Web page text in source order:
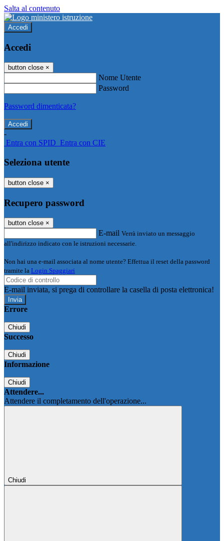
Salta al contenuto
Accedi
Accedi
button close ×
Nome Utente
Password
Password dimenticata?
-
Entra con SPID Entra con CIE
Seleziona utente
button close ×
Recupero password
button close ×
E-mail Verrà inviato un messaggio
all'indirizzo indicato con le istruzioni necessarie.
Non hai una e-mail associata al nome utente? Effettua il reset della password
tramite la Login Spaggiari
E-mail inviata, si prega di controllare la casella di posta elettronica!
Errore
Chiudi
Successo
Chiudi
Informazione
Chiudi
Attendere...
Attendere il completamento dell'operazione...
Chiudi